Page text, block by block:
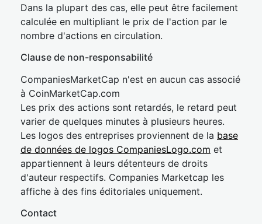
Dans la plupart des cas, elle peut être facilement
calculée en multipliant le prix de l'action par le
nombre d'actions en circulation.
Clause de non-responsabilité
CompaniesMarketCap n'est en aucun cas associé
à CoinMarketCap.com
Les prix des actions sont retardés, le retard peut
varier de quelques minutes à plusieurs heures.
Les logos des entreprises proviennent de la base
de données de logos CompaniesLogo.com et
appartiennent à leurs détenteurs de droits
d'auteur respectifs. Companies Marketcap les
affiche à des fins éditoriales uniquement.
Contact